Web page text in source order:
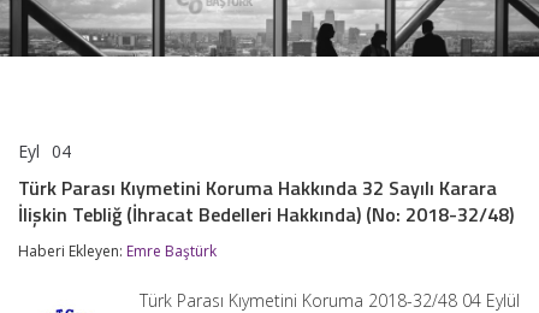
Eyl 04
Kıymetini
Koruma
Hakkında
32
Karara
Türk Parası Kıymetini Koruma Hakkında 32 Sayılı Karara
İlişkin Tebliğ (İhracat Bedelleri Hakkında) (No: 2018-32/48)
Haberi Ekleyen: Emre Baştürk
Türk Parası Kıymetini Koruma 2018-32/48 04 Eylül